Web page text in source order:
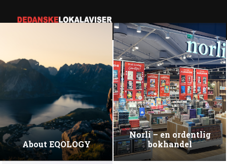
About EQOLOGY
Norli – en ordentlig
bokhandel